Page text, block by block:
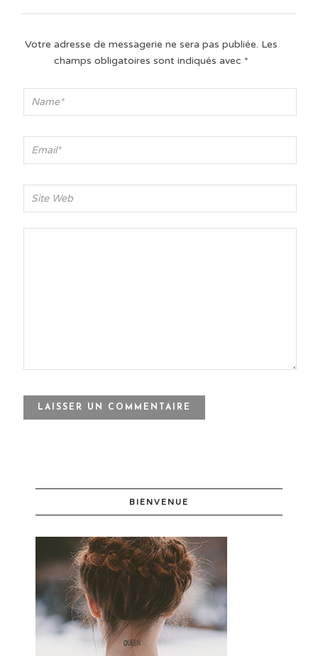
Votre adresse de messagerie ne sera pas publiée. Les
champs obligatoires sont indiqués avec *
BIENVENUE